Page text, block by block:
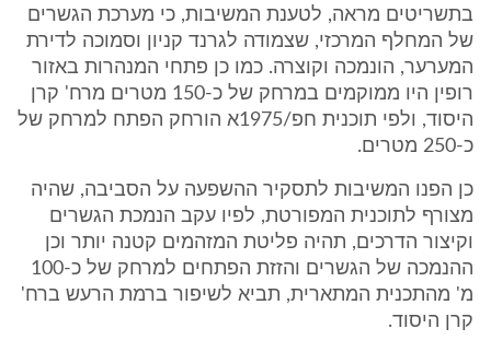
בתשריטים מראה, לטענת המשיבות, כי מערכת הגשרים
של המחלף המרכזי, שצמודה לגרנד קניון וסמוכה לדירת
המערער, הונמכה וקוצרה. כמו כן פתחי המנהרות באזור
רופין היו ממוקמים במרחק של כ-150 מטרים מרח' קרן
היסוד, ולפי תוכנית חפ/1975א הורחק הפתח למרחק של
כ-250 מטרים.
כן הפנו המשיבות לתסקיר ההשפעה על הסביבה, שהיה
מצורף לתוכנית המפורטת, לפיו עקב הנמכת הגשרים
וקיצור הדרכים, תהיה פליטת המזהמים קטנה יותר וכן
ההנמכה של הגשרים והזזת הפתחים למרחק של כ-100
מ' מהתכנית המתארית, תביא לשיפור ברמת הרעש ברח'
קרן היסוד.